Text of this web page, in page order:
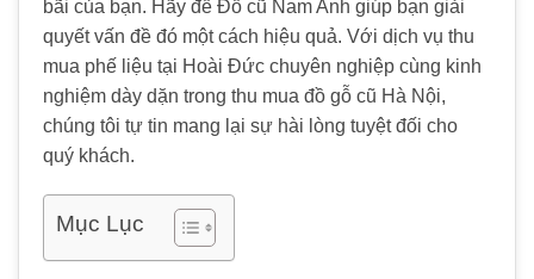
bãi của bạn. Hãy để Đồ cũ Nam Anh giúp bạn giải
quyết vấn đề đó một cách hiệu quả. Với dịch vụ thu
mua phế liệu tại Hoài Đức chuyên nghiệp cùng kinh
nghiệm dày dặn trong thu mua đồ gỗ cũ Hà Nội,
chúng tôi tự tin mang lại sự hài lòng tuyệt đối cho
quý khách.
Mục Lục